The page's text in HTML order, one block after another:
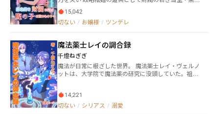
れほど残酷な嘘であったかを思い知った。 愛してい
るからこそ 裏切りの痛みは深く、鋭く。 胸をえぐら
れるような苦しみは、美緒を夜ごと泣かせ、枕を濡ら
を狂わせ、やがてひとつの決意に辿り着かせる。
「復讐する……」 囁く声は震えていなかった。 優
しい妻の仮面をかぶりながら 胸の奥で確かに燃え始め
た炎。 それは誰にも気づかれず 誰にも止められず、
彼女自身すら 制御できぬほどに膨れ上がっていく。
“仕掛ける女”へと変えてゆく。 狂おしいほどの愛
が、冷たく計算された復讐の幕を、静かに、確実に開
けていったのだった。
琛に嫁がされる。 相手は冷酷無情と噂される男。 しか
も、婚礼前夜に正体不明の男に襲われ、綾乃の人生は
一夜にして破滅寸前に。 だが彼女は折れなかった。 視
当の敵は誰なのか？ 欺き、試され、愛と復讐が交錯
する中で、綾乃の反撃が静かに始まる——。
15,042
切ない / お嬢様 / ツンデレ
魔法薬士レイの調合録
千燈ねぎぎ
魔法が日常に根ざした世界。 魔法薬士レイ・ヴェルノ
ットは、大学院で魔法薬の研究に没頭していた。祖母
合いながら、薬師としてひたむきに歩むレイの前に現
れたのは、過去に呪いを負った貴族の青年・クラウ
14,221
切ない / シリアス / 溺愛